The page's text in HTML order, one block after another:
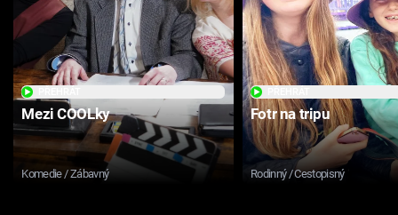
Mezi COOLky
Komedie / Zábavný
Fotr na tripu
Rodinný / Cestopisný